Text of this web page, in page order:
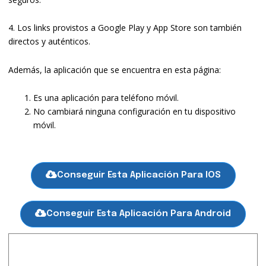
4. Los links provistos a Google Play y App Store son también
directos y auténticos.
Además, la aplicación que se encuentra en esta página:
Es una aplicación para teléfono móvil.
No cambiará ninguna configuración en tu dispositivo
móvil.
Conseguir Esta Aplicación Para IOS
Conseguir Esta Aplicación Para Android